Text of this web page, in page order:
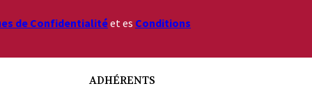
de Confidentialitéet es Conditions
ADHÉRENTS